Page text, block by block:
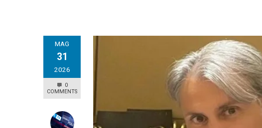
MAG
31
2026
0
COMMENTS